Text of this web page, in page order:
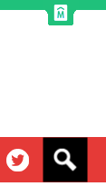
s